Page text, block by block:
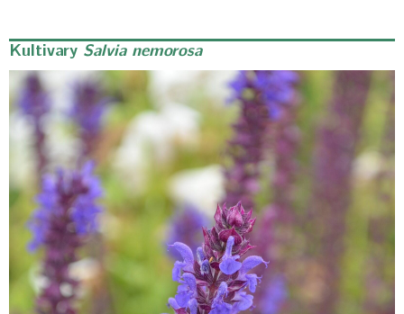
Kultivary Salvia nemorosa